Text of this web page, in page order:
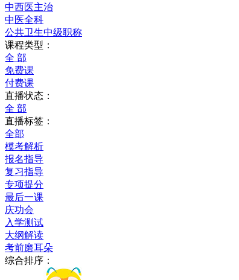
中西医主治
中医全科
公共卫生中级职称
课程类型：
全 部
免费课
付费课
直播状态：
全 部
直播标签：
全部
模考解析
报名指导
复习指导
专项提分
最后一课
庆功会
入学测试
大纲解读
考前磨耳朵
综合排序：